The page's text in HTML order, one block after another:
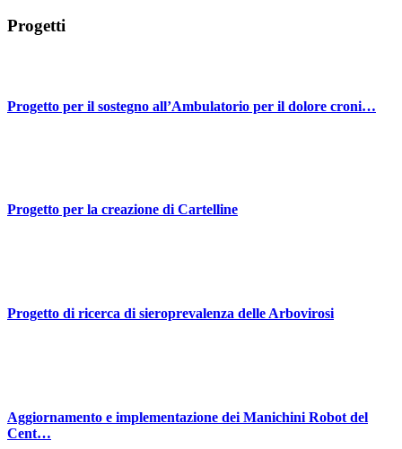
Progetti
Progetto per il sostegno all’Ambulatorio per il dolore croni…
Progetto per la creazione di Cartelline
Progetto di ricerca di sieroprevalenza delle Arbovirosi
Aggiornamento e implementazione dei Manichini Robot del
Cent…